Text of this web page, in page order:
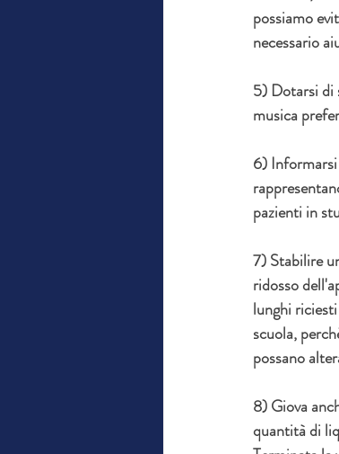
possiamo
necessario
5) Dotarsi di
musica
6)
pazienti in
7) Stabilire
ridosso
lunghi
scuola,
possano
8) Giova
quantità di